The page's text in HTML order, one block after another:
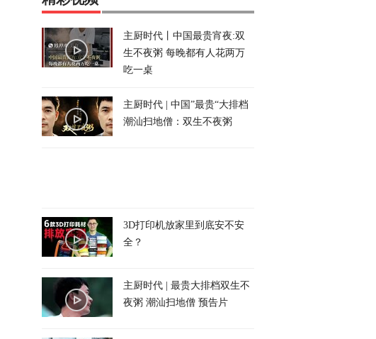
主厨时代丨中国最贵宵夜:双
生不夜粥 每晚都有人花两万
吃一桌
主厨时代 | 中国”最贵“大排档
潮汕扫地僧：双生不夜粥
3D打印机放家里到底安不安
全？
主厨时代 | 最贵大排档双生不
夜粥 潮汕扫地僧 预告片